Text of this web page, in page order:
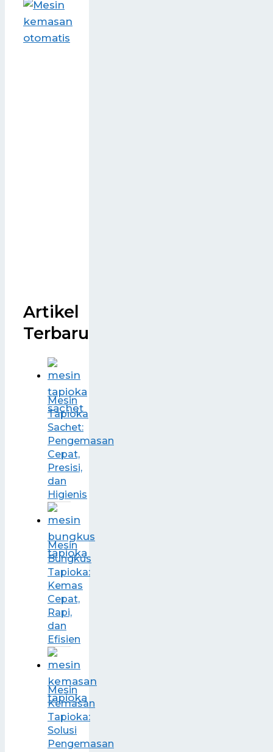
Artikel
Terbaru
Mesin
Tapioka
Sachet:
Pengemasan
Cepat,
Presisi,
dan
Higienis
Mesin
Bungkus
Tapioka:
Kemas
Cepat,
Rapi,
dan
Efisien
Mesin
Kemasan
Tapioka:
Solusi
Pengemasan